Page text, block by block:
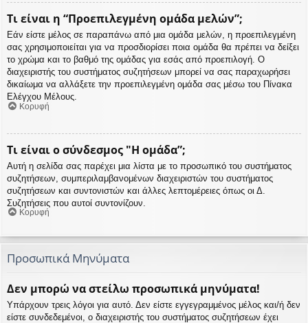
Τι είναι η “Προεπιλεγμένη ομάδα μελών”;
Εάν είστε μέλος σε παραπάνω από μια ομάδα μελών, η προεπιλεγμένη
σας χρησιμοποιείται για να προσδιορίσει ποια ομάδα θα πρέπει να δείξει
το χρώμα και το βαθμό της ομάδας για εσάς από προεπιλογή. Ο
διαχειριστής του συστήματος συζητήσεων μπορεί να σας παραχωρήσει
δικαίωμα να αλλάξετε την προεπιλεγμένη ομάδα σας μέσω του Πίνακα
Ελέγχου Μέλους.
Κορυφή
Τι είναι ο σύνδεσμος "Η ομάδα”;
Αυτή η σελίδα σας παρέχει μια λίστα με το προσωπικό του συστήματος
συζητήσεων, συμπεριλαμβανομένων διαχειριστών του συστήματος
συζητήσεων και συντονιστών και άλλες λεπτομέρειες όπως οι Δ.
Συζητήσεις που αυτοί συντονίζουν.
Κορυφή
Προσωπικά Μηνύματα
Δεν μπορώ να στείλω προσωπικά μηνύματα!
Υπάρχουν τρεις λόγοι για αυτό. Δεν είστε εγγεγραμμένος μέλος και/ή δεν
είστε συνδεδεμένοι, ο διαχειριστής του συστήματος συζητήσεων έχει